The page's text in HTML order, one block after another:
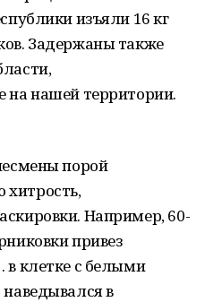
изъяли 16 кг
Задержаны также
на нашей территории.
порой
Например, 60-
привез
в клетке с белыми
в